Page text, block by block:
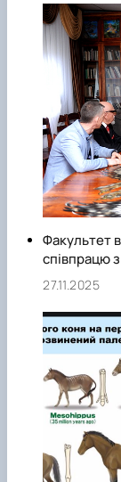
Київська школа
фундатором
порівняльний
школі,
Касьяненко,
Гіммельрей,
Тимофійович
анатомів знана
Факультет
співпрацю
27.11.2025